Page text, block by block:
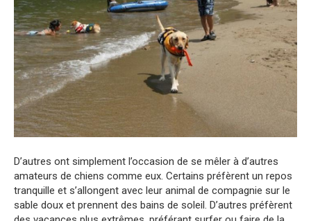
D’autres ont simplement l’occasion de se mêler à d’autres
amateurs de chiens comme eux. Certains préfèrent un repos
tranquille et s’allongent avec leur animal de compagnie sur le
sable doux et prennent des bains de soleil. D’autres préfèrent